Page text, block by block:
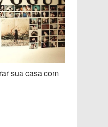
sua casa com